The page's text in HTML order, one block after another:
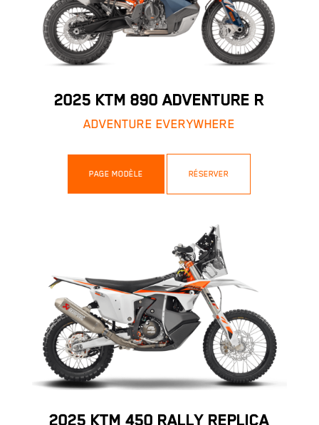
2025 KTM 890 ADVENTURE R
ADVENTURE EVERYWHERE
PAGE MODÈLE RÉSERVER
2025 KTM 450 RALLY REPLICA